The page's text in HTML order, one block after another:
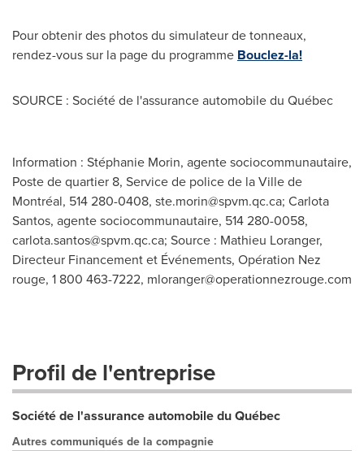
Pour obtenir des photos du simulateur de tonneaux,
rendez-vous sur la page du programme Bouclez-la!
SOURCE : Société de l'assurance automobile du Québec
Information : Stéphanie Morin, agente sociocommunautaire,
Poste de quartier 8, Service de police de la Ville de
Montréal, 514 280-0408, ste.morin@spvm.qc.ca; Carlota
Santos, agente sociocommunautaire, 514 280-0058,
carlota.santos@spvm.qc.ca; Source : Mathieu Loranger,
Directeur Financement et Événements, Opération Nez
rouge, 1 800 463-7222, mloranger@operationnezrouge.com
Profil de l'entreprise
Société de l'assurance automobile du Québec
Autres communiqués de la compagnie